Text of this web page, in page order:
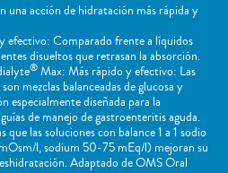
una acción de hidratación más rápida y
Comparado frente a líquidos
disueltos que retrasan la absorción.
®Max: Más rápido y efectivo: Las
mezclas balanceadas de glucosa y
especialmente diseñada para la
de manejo de gastroenteritis aguda.
las soluciones con balance 1 a 1 sodio
l, sodium 50-75 mEq/l) mejoran su
Adaptado de OMS Oral